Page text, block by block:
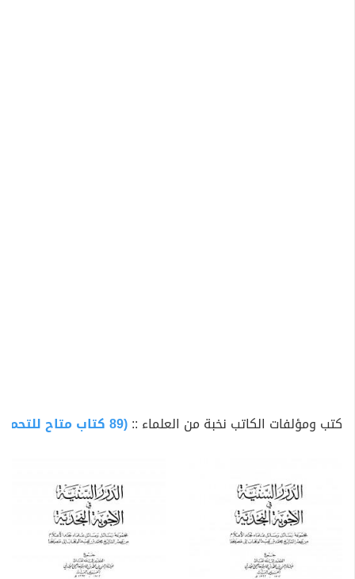
كتب ومؤلفات الكاتب نخبة من العلماء ::(89 كتاب متاح للتحميل)